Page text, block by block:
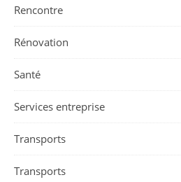
Rencontre
Rénovation
Santé
Services entreprise
Transports
Transports